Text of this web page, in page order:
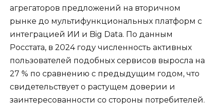
агрегаторов предложений на вторичном
рынке до мультифункциональных платформ с
интеграцией ИИ и Big Data. По данным
Росстата, в 2024 году численность активных
пользователей подобных сервисов выросла на
27 % по сравнению с предыдущим годом, что
свидетельствует о растущем доверии и
заинтересованности со стороны потребителей.